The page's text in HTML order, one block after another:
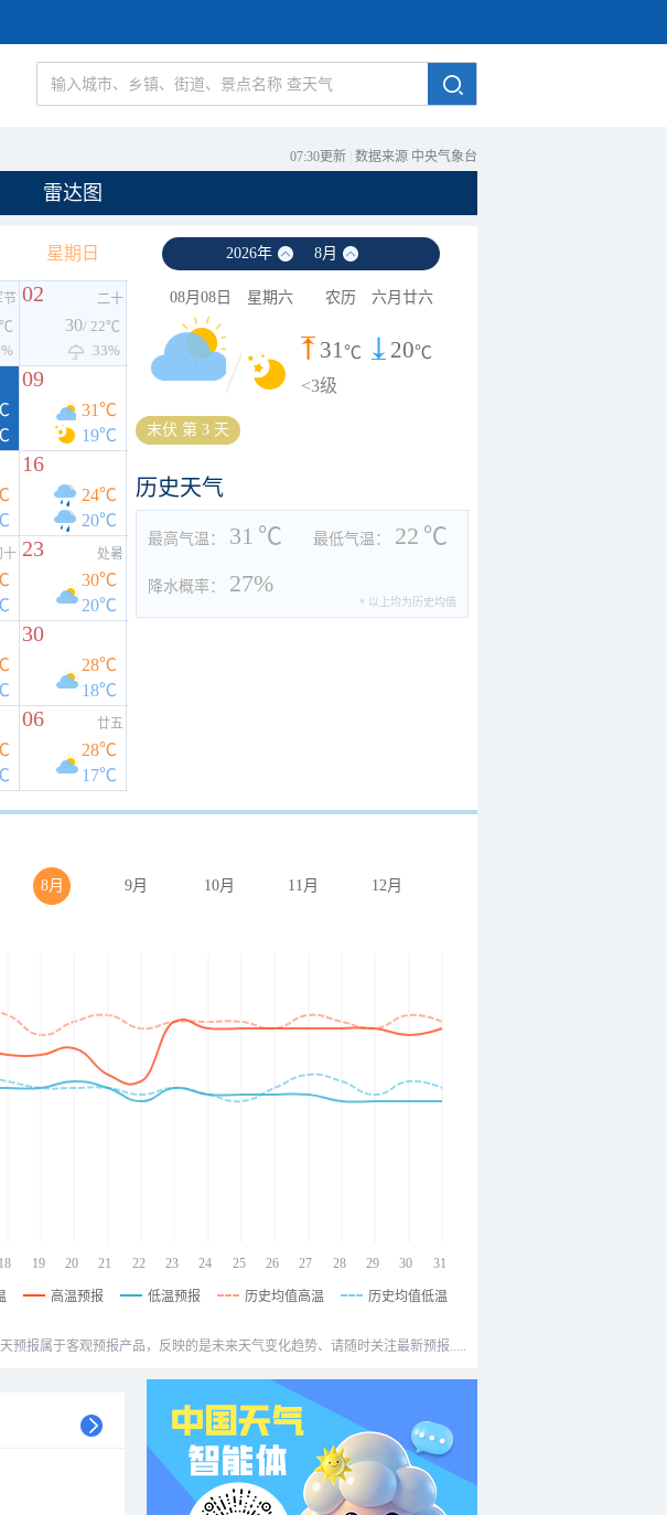
07:30更新 数据来源 中央气象台
雷达图
星期日
02 二十
30/ 22℃
33%
09
31℃
19℃
16
24℃
20℃
十 23 处暑
30℃
20℃
30
28℃
18℃
06 廿五
28℃
17℃
2026年 8月
08月08日 星期六 农历 六月廿六
31℃ 20℃
<3级
末伏 第 3 天
历史天气
最高气温： 31 ℃ 最低气温： 22 ℃
降水概率： 27%
* 以上均为历史均值
8月 9月 10月 11月 12月
18 19 20 21 22 23 24 25 26 27 28 29 30 31
高温预报 低温预报 历史均值高温 历史均值低温
天预报属于客观预报产品，反映的是未来天气变化趋势、请随时关注最新预报.....